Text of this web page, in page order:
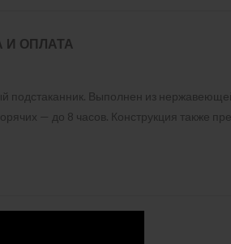
И ОПЛАТА
подстаканник. Выполнен из
— до 8 часов. Конструкция также